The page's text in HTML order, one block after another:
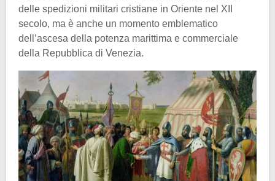
delle spedizioni militari cristiane in Oriente nel XII
secolo, ma è anche un momento emblematico
dell’ascesa della potenza marittima e commerciale
della Repubblica di Venezia.